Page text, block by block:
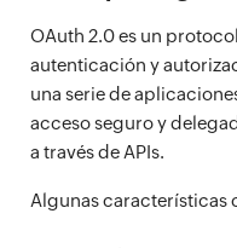
OAuth 2.0 es un
autenticación y
una serie de
acceso seguro y
a través de APIs.
Algunas características